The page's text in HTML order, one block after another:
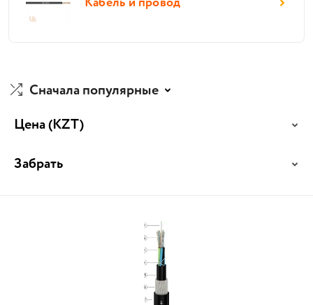
Сначала популярные
Цена(KZT)
Забрать